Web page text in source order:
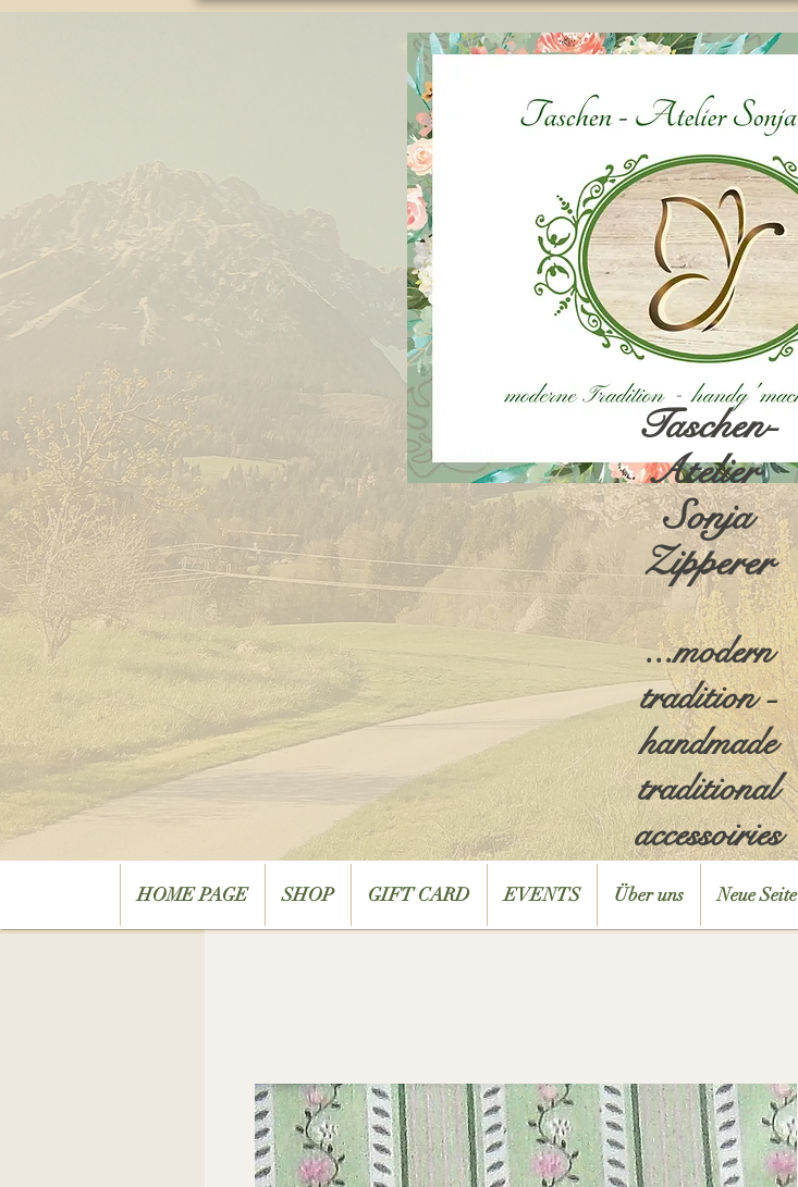
Taschen-
Atelier
Sonja
Zipperer
...modern
tradition -
handmade
traditional
accessoiries
HOME PAGE SHOP GIFT CARD EVENTS Über uns Neue Seite